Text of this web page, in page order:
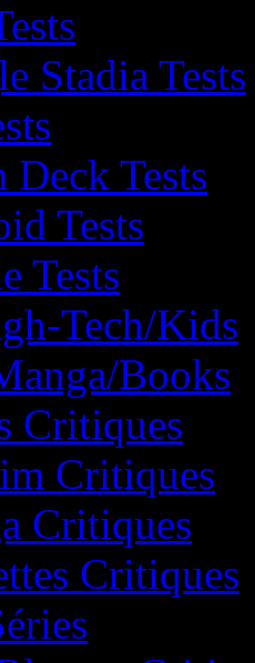
Stadia Tests
Deck Tests
Tests
Tests
Tech/Kids
Books
Critiques
Critiques
Critiques
Critiques